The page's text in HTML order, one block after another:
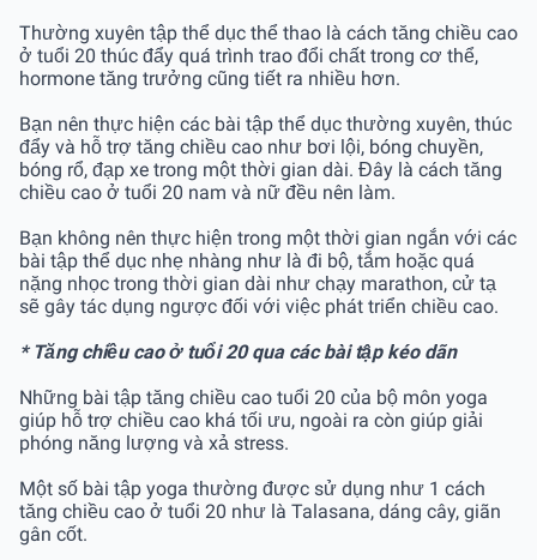
Thường xuyên tập thể dục thể thao là cách tăng chiều cao
ở tuổi 20 thúc đẩy quá trình trao đổi chất trong cơ thể,
hormone tăng trưởng cũng tiết ra nhiều hơn.
Bạn nên thực hiện các bài tập thể dục thường xuyên, thúc
đẩy và hỗ trợ tăng chiều cao như bơi lội, bóng chuyền,
bóng rổ, đạp xe trong một thời gian dài. Đây là cách tăng
chiều cao ở tuổi 20 nam và nữ đều nên làm.
Bạn không nên thực hiện trong một thời gian ngắn với các
bài tập thể dục nhẹ nhàng như là đi bộ, tắm hoặc quá
nặng nhọc trong thời gian dài như chạy marathon, cử tạ
sẽ gây tác dụng ngược đối với việc phát triển chiều cao.
* Tăng chiều cao ở tuổi 20 qua các bài tập kéo dãn
Những bài tập tăng chiều cao tuổi 20 của bộ môn yoga
giúp hỗ trợ chiều cao khá tối ưu, ngoài ra còn giúp giải
phóng năng lượng và xả stress.
Một số bài tập yoga thường được sử dụng như 1 cách
tăng chiều cao ở tuổi 20 như là Talasana, dáng cây, giãn
gân cốt.